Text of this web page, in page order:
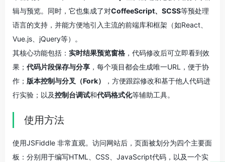
辑与预览。同时，它也集成了对CoffeeScript、SCSS等预处理
语言的支持，并能方便地引入主流的前端库和框架（如React、
Vue.js、jQuery等）。
其核心功能包括： 实时结果预览窗格 ，代码修改后可立即看到效
果； 代码片段保存与分享 ，每个项目都会生成唯一URL，便于协
作； 版本控制与分叉（Fork）
，方便跟踪修改和基于他人代码进
行实验；以及控制台调试和代码格式化等辅助工具。
使用方法
使用JSFiddle 非常直观。访问网站后，页面被划分为四个主要面
板：分别用于编写HTML、CSS、JavaScript代码，以及一个实